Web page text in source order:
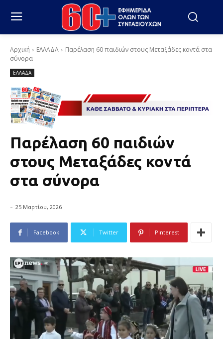
Αρχική ΕΛΛΑΔΑ
Παρέλαση 60 παιδιών στους Μεταξάδες κοντά στα
σύνορα
ΕΛΛΑΔΑ
Παρέλαση 60 παιδιών
στους Μεταξάδες κοντά
στα σύνορα
- 25 Μαρτίου, 2026
Facebook Twitter Pinterest